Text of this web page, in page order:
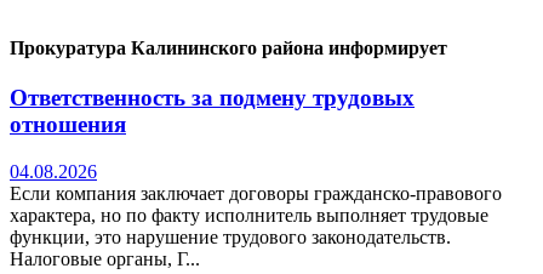
Прокуратура Калининского района информирует
Ответственность за подмену трудовых
отношения
04.08.2026
Если компания заключает договоры гражданско-правового
характера, но по факту исполнитель выполняет трудовые
функции, это нарушение трудового законодательств.
Налоговые органы, Г...